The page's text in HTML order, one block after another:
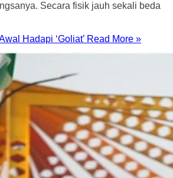
Secara fisik jauh sekali beda
Hadapi ‘Goliat’ Read More »